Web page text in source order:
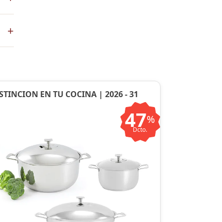
+
EN TU COCINA | 2026 - 31
47%
Dcto.